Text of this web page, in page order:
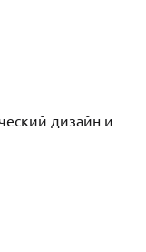
дизайн и